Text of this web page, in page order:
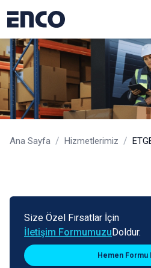
Ana Sayfa / Hizmetlerimiz /
Size Özel Fırsatlar İçin
İletişim Formumuzu Doldur.
Hemen Formu